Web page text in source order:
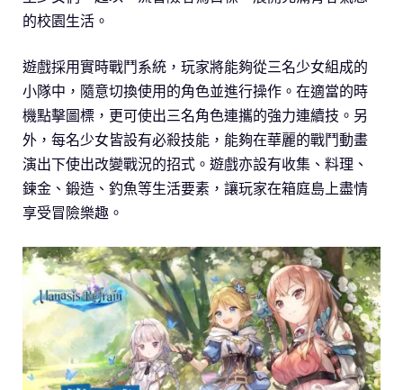
的校園生活。
遊戲採用實時戰鬥系統，玩家將能夠從三名少女組成的
小隊中，隨意切換使用的角色並進行操作。在適當的時
機點擊圖標，更可使出三名角色連攜的強力連續技。另
外，每名少女皆設有必殺技能，能夠在華麗的戰鬥動畫
演出下使出改變戰況的招式。遊戲亦設有收集、料理、
鍊金、鍛造、釣魚等生活要素，讓玩家在箱庭島上盡情
享受冒險樂趣。